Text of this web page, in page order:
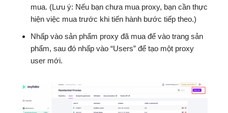
mua. (Lưu ý: Nếu bạn chưa mua proxy, bạn cần thực
hiện việc mua trước khi tiến hành bước tiếp theo.)
Nhấp vào sản phẩm proxy đã mua để vào trang sản
phẩm, sau đó nhấp vào “Users” để tạo một proxy
user mới.